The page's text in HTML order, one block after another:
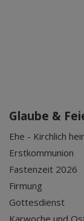
Glaube &
Ehe - Kirchlich
Erstkommunion
Fastenzeit 2026
Firmung
Gottesdienst
Karwoche und